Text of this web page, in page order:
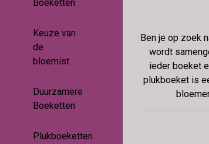
Boeketten
Keuze van
de
bloemist
Duurzamere
Boeketten
Plukboeketten
Ben je op zoek
wordt
ieder boeket
plukboeket is